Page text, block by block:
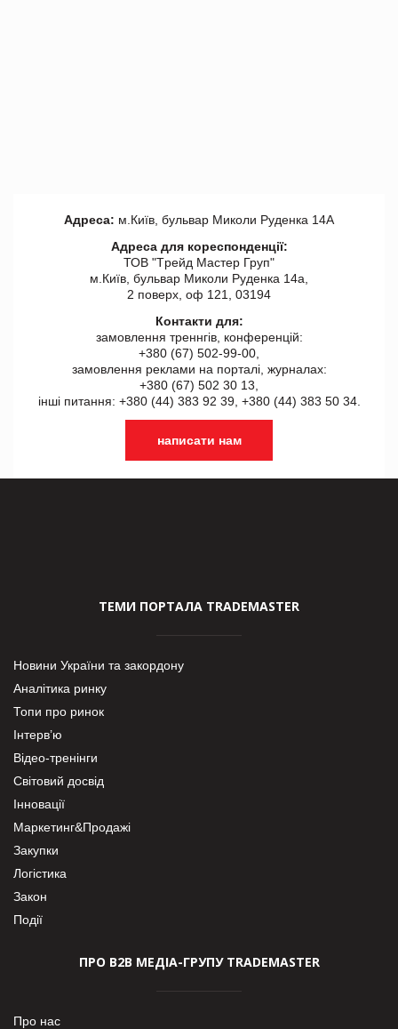
Адреса: м.Київ, бульвар Миколи Руденка 14А
Адреса для кореспонденції:
ТОВ "Tрейд Мастер Груп"
м.Київ, бульвар Миколи Руденка 14а,
2 поверх, оф 121, 03194
Контакти для:
замовлення треннгів, конференцій:
+380 (67) 502-99-00,
замовлення реклами на порталі, журналах:
+380 (67) 502 30 13,
інші питання: +380 (44) 383 92 39, +380 (44) 383 50 34.
написати нам
ТЕМИ ПОРТАЛА TRADEMASTER
Новини України та закордону
Аналітика ринку
Топи про ринок
Інтерв’ю
Відео-тренінги
Світовий досвід
Інновації
Маркетинг&Продажі
Закупки
Логістика
Закон
Події
ПРО В2В МЕДІА-ГРУПУ TRADEMASTER
Про нас